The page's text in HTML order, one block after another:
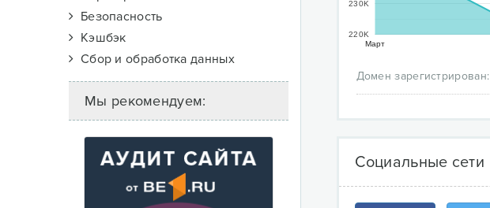
Безопасность
Кэшбэк
Сбор и обработка данных
Мы рекомендуем:
Март
220K
230K
Домен зарегистрирован:
Социальные сети